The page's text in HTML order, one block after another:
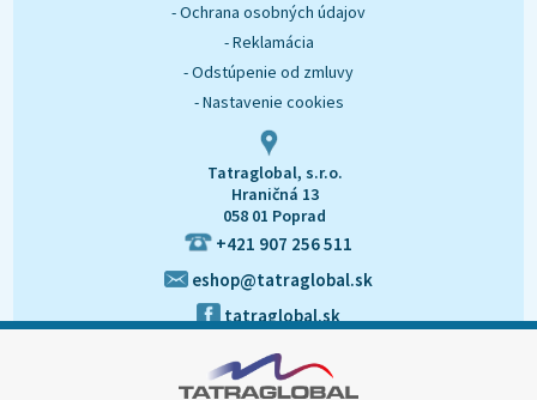
- Ochrana osobných údajov
- Reklamácia
- Odstúpenie od zmluvy
- Nastavenie cookies
Tatraglobal, s.r.o.
Hraničná 13
058 01 Poprad
+421 907 256 511
eshop@tatraglobal.sk
tatraglobal.sk